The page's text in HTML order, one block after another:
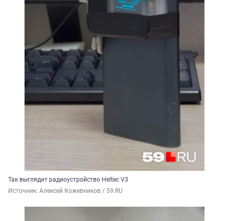
Так выглядит радиоустройство Heltec V3
Источник: Алексей Кожевников / 59.RU